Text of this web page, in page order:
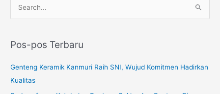
iPos-pos Terbaru
Genteng Keramik Kanmuri Raih SNI, Wujud Komitmen Hadirkan
Kualitas